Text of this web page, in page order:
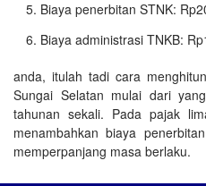
Biaya penerbitan STNK:
Biaya administrasi TNKB:
anda, itulah tadi cara
Sungai Selatan mulai dari
tahunan sekali. Pada pajak
menambahkan biaya
memperpanjang masa berlaku.